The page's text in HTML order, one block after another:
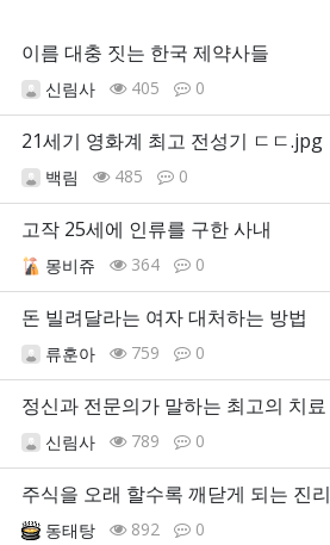
이름 대충 짓는 한국 제약사들
신림사 405 0
21세기 영화계 최고 전성기 ㄷㄷ.jpg
백림 485 0
고작 25세에 인류를 구한 사내
몽비쥬 364 0
돈 빌려달라는 여자 대처하는 방법
류훈아 759 0
정신과 전문의가 말하는 최고의 치료
신림사 789 0
주식을 오래 할수록 깨닫게 되는 진리
동태탕 892 0